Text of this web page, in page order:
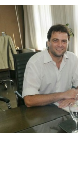
Dirección de